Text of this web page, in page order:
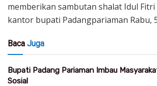
memberikan sambutan shalat Idul Fitri
kantor bupati Padangpariaman Rabu,
Baca Juga
Bupati Padang Pariaman Imbau
Sosial